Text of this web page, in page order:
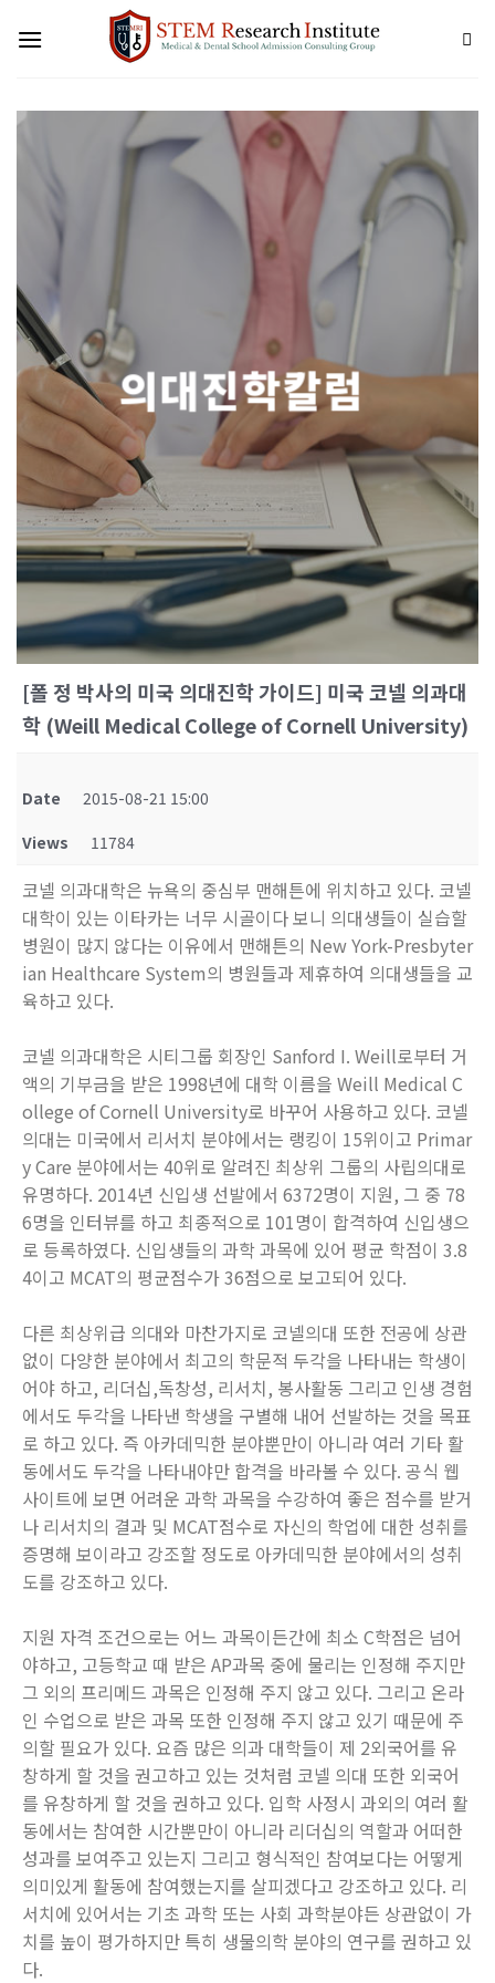
의대진학칼럼
[폴 정 박사의 미국 의대진학 가이드] 미국 코넬 의과대
학 (Weill Medical College of Cornell University)
Date
2015-08-21 15:00
Views
11784
코넬 의과대학은 뉴욕의 중심부 맨해튼에 위치하고 있다. 코넬
대학이 있는 이타카는 너무 시골이다 보니 의대생들이 실습할
병원이 많지 않다는 이유에서 맨해튼의 New York-Presbyter
ian Healthcare System의 병원들과 제휴하여 의대생들을 교
육하고 있다.
코넬 의과대학은 시티그룹 회장인 Sanford I. Weill로부터 거
액의 기부금을 받은 1998년에 대학 이름을 Weill Medical C
ollege of Cornell University로 바꾸어 사용하고 있다. 코넬
의대는 미국에서 리서치 분야에서는 랭킹이 15위이고 Primar
y Care 분야에서는 40위로 알려진 최상위 그룹의 사립의대로
유명하다. 2014년 신입생 선발에서 6372명이 지원, 그 중 78
6명을 인터뷰를 하고 최종적으로 101명이 합격하여 신입생으
로 등록하였다. 신입생들의 과학 과목에 있어 평균 학점이 3.8
4이고 MCAT의 평균점수가 36점으로 보고되어 있다.
다른 최상위급 의대와 마찬가지로 코넬의대 또한 전공에 상관
없이 다양한 분야에서 최고의 학문적 두각을 나타내는 학생이
어야 하고, 리더십,독창성, 리서치, 봉사활동 그리고 인생 경험
에서도 두각을 나타낸 학생을 구별해 내어 선발하는 것을 목표
로 하고 있다. 즉 아카데믹한 분야뿐만이 아니라 여러 기타 활
동에서도 두각을 나타내야만 합격을 바라볼 수 있다. 공식 웹
사이트에 보면 어려운 과학 과목을 수강하여 좋은 점수를 받거
나 리서치의 결과 및 MCAT점수로 자신의 학업에 대한 성취를
증명해 보이라고 강조할 정도로 아카데믹한 분야에서의 성취
도를 강조하고 있다.
지원 자격 조건으로는 어느 과목이든간에 최소 C학점은 넘어
야하고, 고등학교 때 받은 AP과목 중에 물리는 인정해 주지만
그 외의 프리메드 과목은 인정해 주지 않고 있다. 그리고 온라
인 수업으로 받은 과목 또한 인정해 주지 않고 있기 때문에 주
의할 필요가 있다. 요즘 많은 의과 대학들이 제 2외국어를 유
창하게 할 것을 권고하고 있는 것처럼 코넬 의대 또한 외국어
를 유창하게 할 것을 권하고 있다. 입학 사정시 과외의 여러 활
동에서는 참여한 시간뿐만이 아니라 리더십의 역할과 어떠한
성과를 보여주고 있는지 그리고 형식적인 참여보다는 어떻게
의미있게 활동에 참여했는지를 살피겠다고 강조하고 있다. 리
서치에 있어서는 기초 과학 또는 사회 과학분야든 상관없이 가
치를 높이 평가하지만 특히 생물의학 분야의 연구를 권하고 있
다.